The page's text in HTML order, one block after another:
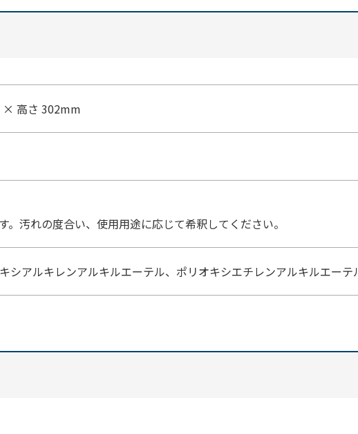
高さ 302mm
汚れの度合い、使用用途に応じて希釈してください。
シアルキレンアルキルエーテル、ポリオキシエチレンアルキルエーテ